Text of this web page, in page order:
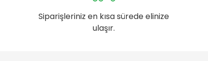
Siparişleriniz en kısa sürede elinize
ulaşır.